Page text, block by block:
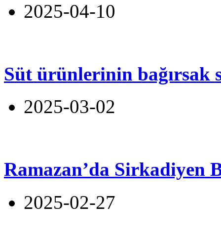
2025-04-10
Süt ürünlerinin bağırsak
2025-03-02
Ramazan’da Sirkadiyen
2025-02-27